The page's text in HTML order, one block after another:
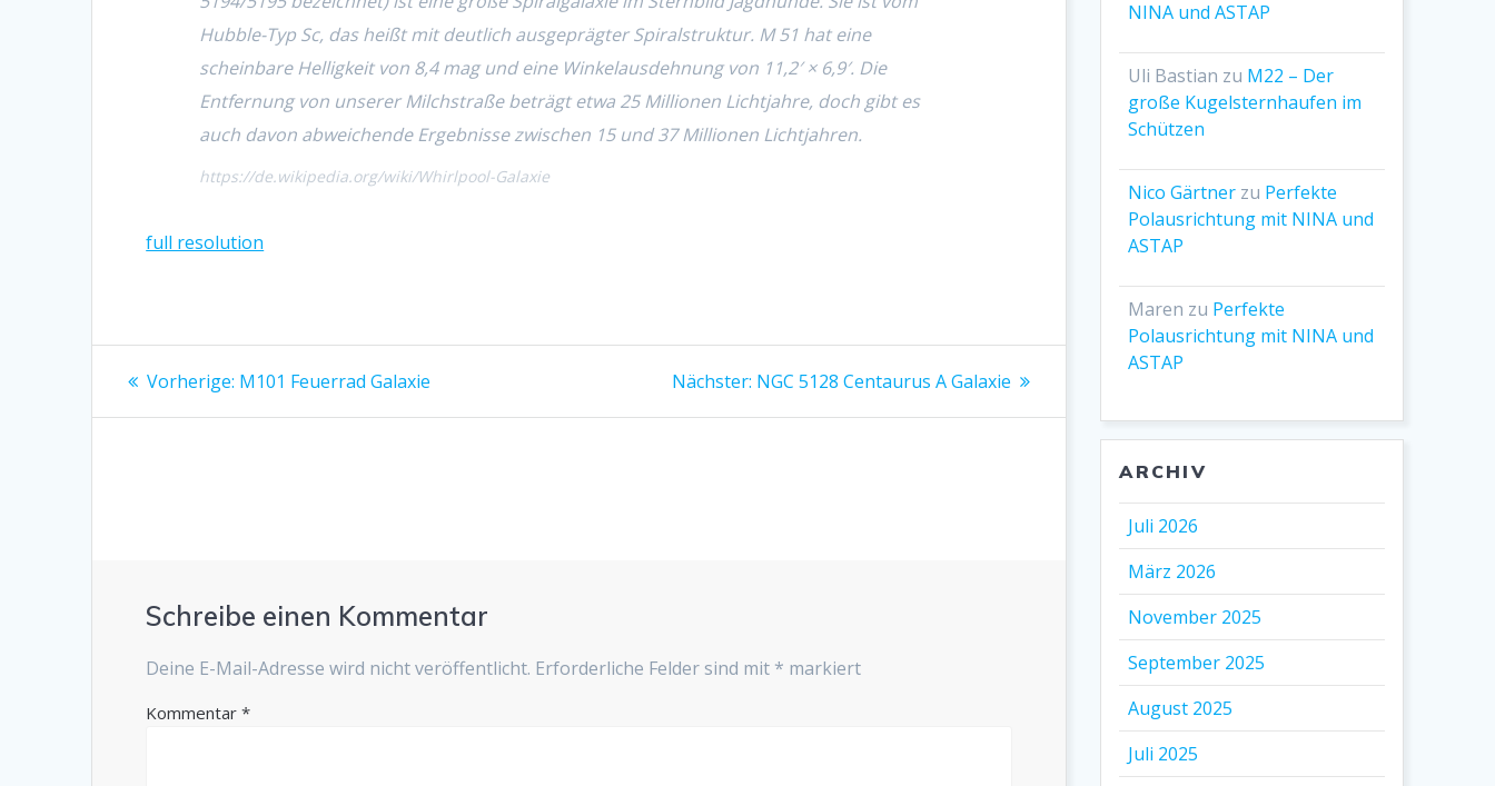
Hubble-Typ Sc, das heißt mit deutlich ausgeprägter Spiralstruktur. M 51 hat eine
scheinbare Helligkeit von 8,4 mag und eine Winkelausdehnung von 11,2′ × 6,9′. Die
Entfernung von unserer Milchstraße beträgt etwa 25 Millionen Lichtjahre, doch gibt es
auch davon abweichende Ergebnisse zwischen 15 und 37 Millionen Lichtjahren.
https://de.wikipedia.org/wiki/Whirlpool-Galaxie
full resolution
Beitragsnavigation
Vorherige: Vorheriger
M101 Feuerrad Galaxie Nächster: Nächster
NGC 5128 Centaurus A Galaxie
Schreibe einen Kommentar
Deine E-Mail-Adresse wird nicht veröffentlicht. Erforderliche Felder sind mit * markiert
Kommentar*
NINA und ASTAP
Uli Bastian zu M22 – Der
große Kugelsternhaufen im
Schützen
Nico Gärtner zu Perfekte
Polausrichtung mit NINA und
ASTAP
Maren zu Perfekte
Polausrichtung mit NINA und
ASTAP
ARCHIV
Juli 2026
März 2026
November 2025
September 2025
August 2025
Juli 2025